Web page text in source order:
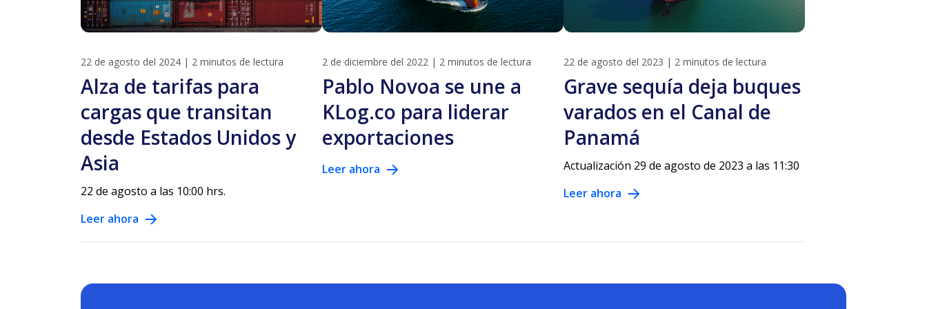
22 de agosto del 2024 | 2 minutos de lectura
Alza de tarifas para
cargas que transitan
desde Estados Unidos y
Asia
22 de agosto a las 10:00 hrs.
Leer ahora
2 de diciembre del 2022 | 2 minutos de lectura
Pablo Novoa se une a
KLog.co para liderar
exportaciones
Leer ahora
22 de agosto del 2023 | 2 minutos de lectura
Grave sequía deja buques
varados en el Canal de
Panamá
Actualización 29 de agosto de 2023 a las 11:30
Leer ahora